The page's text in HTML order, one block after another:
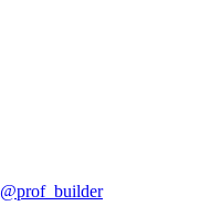
@prof_builder